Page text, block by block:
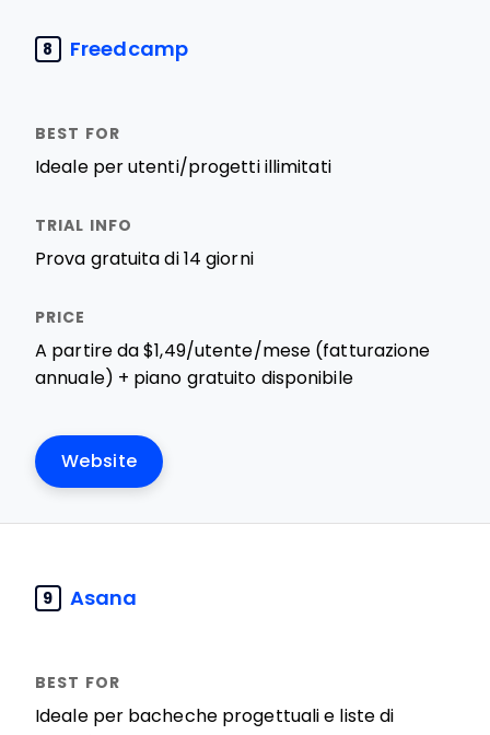
8 Freedcamp
Ideale per utenti/progetti illimitati
Prova gratuita di 14 giorni
A partire da $1,49/utente/mese (fatturazione
annuale) + piano gratuito disponibile
Website
9 Asana
Ideale per bacheche progettuali e liste di